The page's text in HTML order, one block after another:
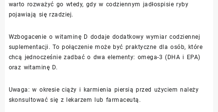
warto rozważyć go wtedy, gdy w codziennym jadłospisie ryby
pojawiają się rzadziej.
Wzbogacenie o witaminę D dodaje dodatkowy wymiar codziennej
suplementacji. To połączenie może być praktyczne dla osób, które
chcą jednocześnie zadbać o dwa elementy: omega-3 (DHA i EPA)
oraz witaminę D.
Uwaga: w okresie ciąży i karmienia piersią przed użyciem należy
skonsultować się z lekarzem lub farmaceutą.